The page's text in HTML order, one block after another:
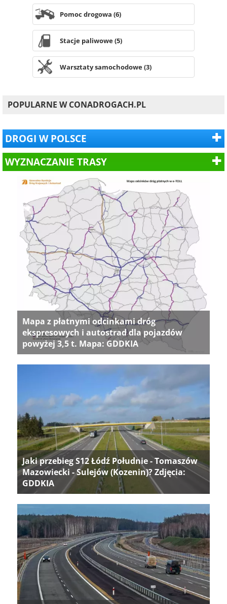
Pomoc drogowa (6)
Stacje paliwowe (5)
Warsztaty samochodowe (3)
POPULARNE W CONADROGACH.PL
DROGI W POLSCE
WYZNACZANIE TRASY
Mapa z płatnymi odcinkami dróg
ekspresowych i autostrad dla pojazdów
powyżej 3,5 t. Mapa: GDDKIA
Jaki przebieg S12 Łódź Południe - Tomaszów
Mazowiecki - Sulejów (Kozenin)? Zdjęcia:
GDDKIA